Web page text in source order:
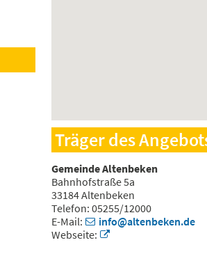
Träger des
Gemeinde Altenbeken
Bahnhofstraße 5a
33184 Altenbeken
Telefon: 05255/12000
E-Mail:
info@altenbeken.de
Webseite: